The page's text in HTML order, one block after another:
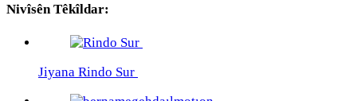
Nivîsên Têkîldar:
Jiyana Rindo Sur